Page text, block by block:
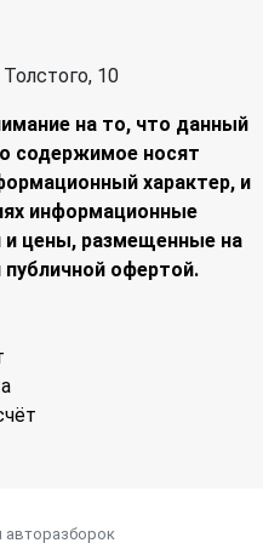
10
на то, что данный
содержимое носят
характер, и
информационные
и цены, размещенные на
офертой.
авторазборок